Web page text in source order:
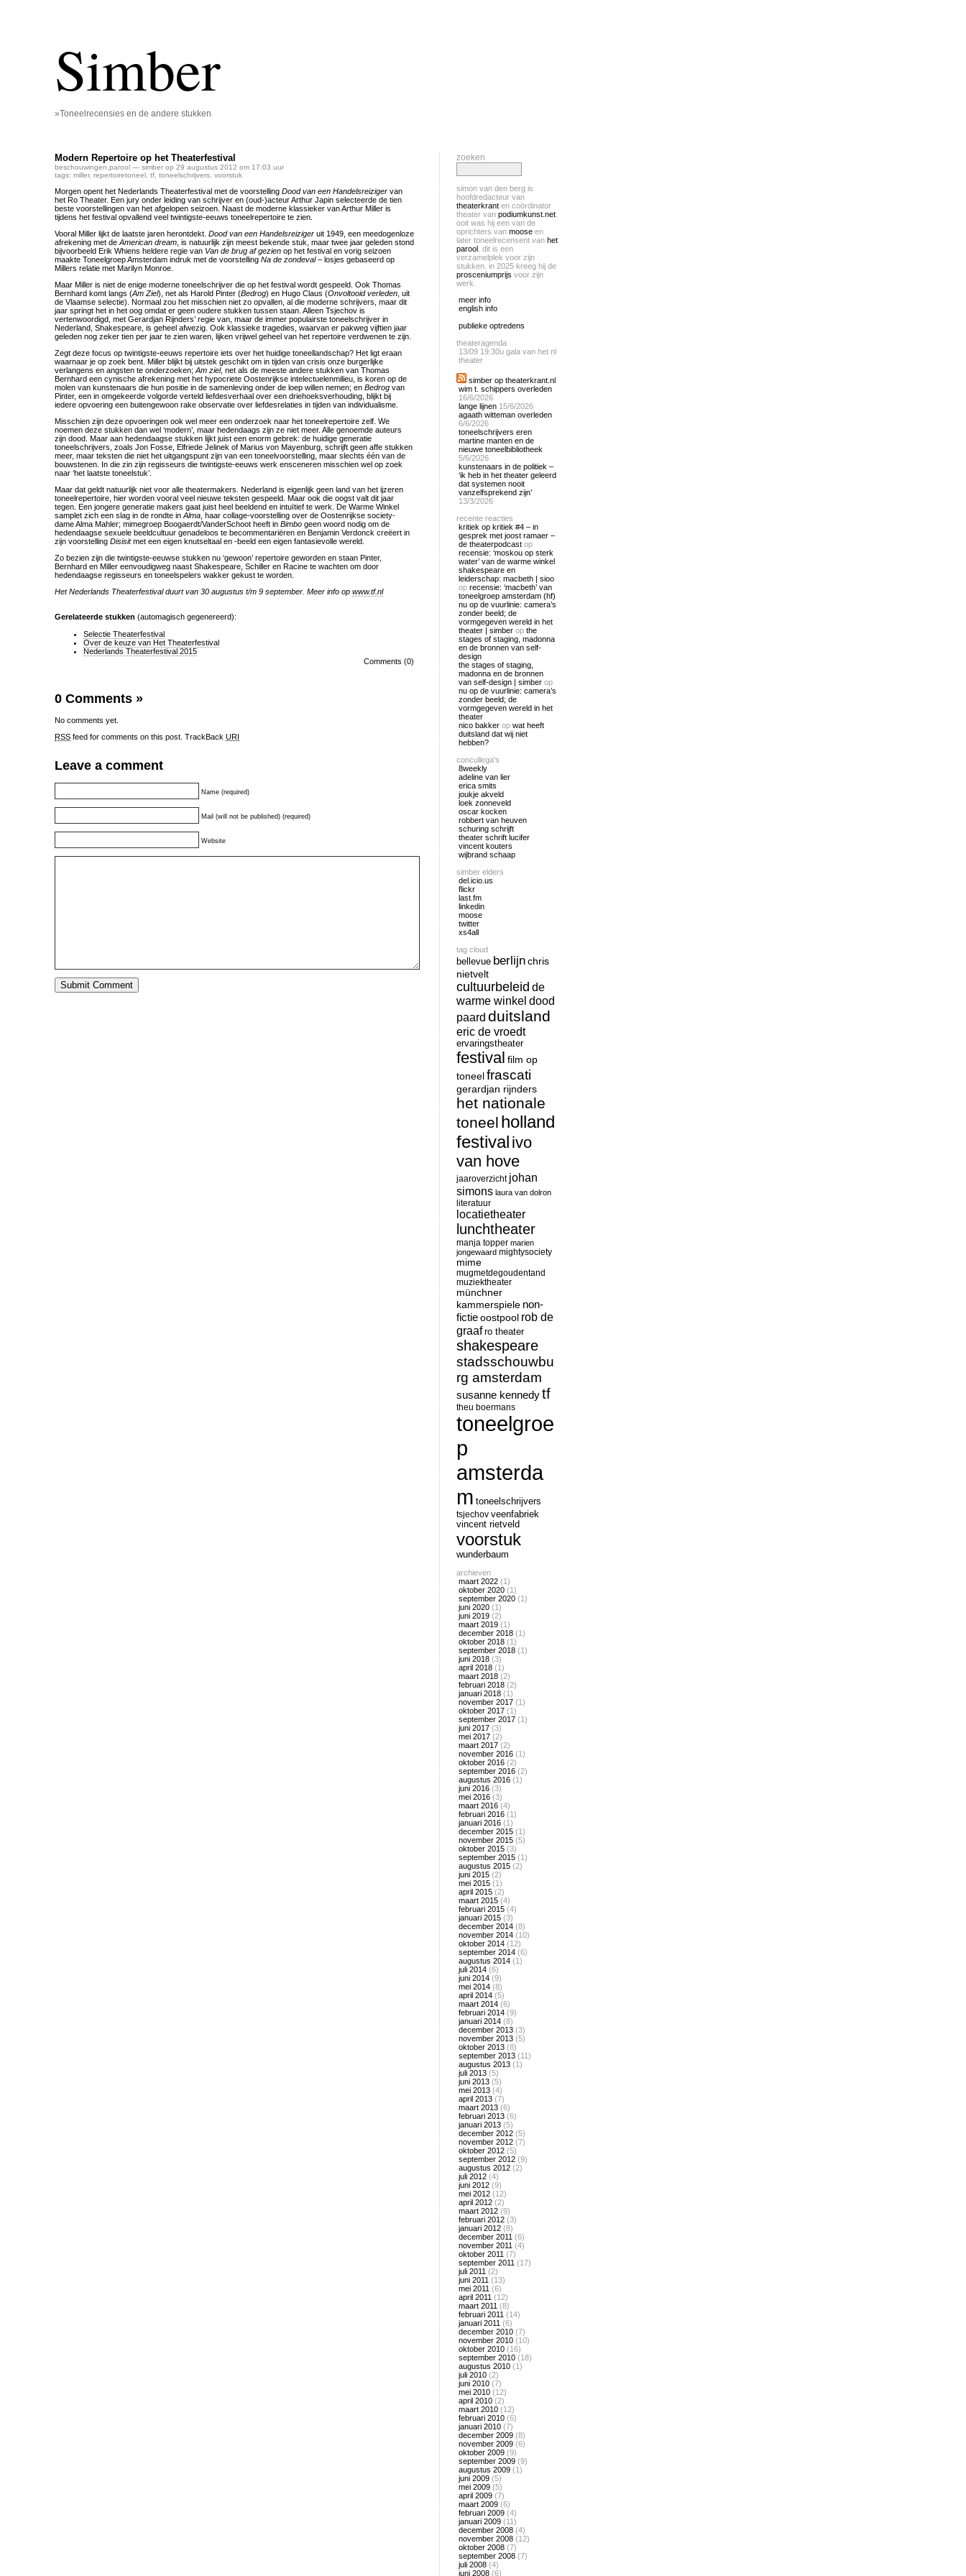
Simber
»Toneelrecensies en de andere stukken
Modern Repertoire op het Theaterfestival
beschouwingen parool — simber op 29 augustus 2012 om 17:03 uur
tags: miller, repertoiretoneel tf toneelschrijvers voorstuk
Morgen opent het Nederlands Theaterfestival met de voorstelling Dood van een Handelsreiziger van
het Ro Theater. Een jury onder leiding van schrijver en (oud-)acteur Arthur Japin selecteerde de tien
beste voorstellingen van het afgelopen seizoen. Naast de moderne klassieker van Arthur Miller is
tijdens het festival opvallend veel twintigste-eeuws toneelrepertoire te zien.
Vooral Miller lijkt de laatste jaren herontdekt. Dood van een Handelsreiziger uit 1949, een meedogenloze
afrekening met de American dream , is natuurlijk zijn meest bekende stuk, maar twee jaar geleden stond
bijvoorbeeld Erik Whiens heldere regie van Van de brug af gezien op het festival en vorig seizoen
maakte Toneelgroep Amsterdam indruk met de voorstelling Na de zondeval– losjes gebaseerd op
Millers relatie met Marilyn Monroe.
Maar Miller is niet de enige moderne toneelschrijver die op het festival wordt gespeeld. Ook Thomas
Bernhard komt langs (Am Ziel), net als Harold Pinter (Bedrog) en Hugo Claus (Onvoltooid verleden , uit
de Vlaamse selectie). Normaal zou het misschien niet zo opvallen, al die moderne schrijvers, maar dit
jaar springt het in het oog omdat er geen oudere stukken tussen staan. Alleen Tsjechov is
vertenwoordigd, met Gerardjan Rijnders’ regie van, maar de immer populairste toneelschrijver in
Nederland, Shakespeare, is geheel afwezig. Ook klassieke tragedies, waarvan er pakweg vijftien jaar
geleden nog zeker tien per jaar te zien waren, lijken vrijwel geheel van het repertoire verdwenen te zijn.
Zegt deze focus op twintigste-eeuws repertoire iets over het huidige toneellandschap? Het ligt eraan
waarnaar je op zoek bent. Miller blijkt bij uitstek geschikt om in tijden van crisis onze burgerlijke
verlangens en angsten te onderzoeken; Am ziel, net als de meeste andere stukken van Thomas
Bernhard een cynische afrekening met het hypocriete Oostenrijkse intelectuelenmilieu, is koren op de
molen van kunstenaars die hun positie in de samenleving onder de loep willen nemen; en Bedrog van
Pinter, een in omgekeerde volgorde verteld liefdesverhaal over een driehoeksverhouding, blijkt bij
iedere opvoering een buitengewoon rake observatie over liefdesrelaties in tijden van individualisme.
Misschien zijn deze opvoeringen ook wel meer een onderzoek naar het toneelrepertoire zelf. We
noemen deze stukken dan wel ‘modern’, maar hedendaags zijn ze niet meer. Alle genoemde auteurs
zijn dood. Maar aan hedendaagse stukken lijkt juist een enorm gebrek: de huidige generatie
toneelschrijvers, zoals Jon Fosse, Elfriede Jelinek of Marius von Mayenburg, schrijft geen affe stukken
meer, maar teksten die niet het uitgangspunt zijn van een toneelvoorstelling, maar slechts één van de
bouwstenen. In die zin zijn regisseurs die twintigste-eeuws werk ensceneren misschien wel op zoek
naar ‘het laatste toneelstuk’.
Maar dat geldt natuurlijk niet voor alle theatermakers. Nederland is eigenlijk geen land van het ijzeren
toneelrepertoire, hier worden vooral veel nieuwe teksten gespeeld. Maar ook die oogst valt dit jaar
tegen. Een jongere generatie makers gaat juist heel beeldend en intuïtief te werk. De Warme Winkel
samplet zich een slag in de rondte in Alma , haar collage-voorstelling over de Oostenrijkse society-
dame Alma Mahler; mimegroep Boogaerdt/VanderSchoot heeft in Bimbo geen woord nodig om de
hedendaagse sexuele beeldcultuur genadeloos te becommentariëren en Benjamin Verdonck creëert in
zijn voorstelling Disisitmet een eigen knutseltaal en -beeld een eigen fantasievolle wereld.
Zo bezien zijn die twintigste-eeuwse stukken nu ‘gewoon’ repertoire geworden en staan Pinter,
Bernhard en Miller eenvoudigweg naast Shakespeare, Schiller en Racine te wachten om door
hedendaagse regisseurs en toneelspelers wakker gekust te worden.
Het Nederlands Theaterfestival duurt van 30 augustus t/m 9 september. Meer info op www.tf.nl
Gerelateerde stukken (automagisch gegenereerd):
Selectie Theaterfestival
Over de keuze van Het Theaterfestival
Nederlands Theaterfestival 2015
Comments (0)
0 Comments »
No comments yet.
RSS feed for comments on this post. TrackBack URI
Leave a comment
Name (required)
Mail (will not be published) (required)
Website
zoeken
simon van den berg is
hoofdredacteur van
theaterkrant en coördinator
theater van podiumkunst.net
ooit was hij een van de
oprichters van moose en
later toneelrecensent van het
parool . dit is een
verzamelplek voor zijn
stukken. in 2025 kreeg hij de
prosceniumprijs voor zijn
werk.
meer info
english info
publieke optredens
theateragenda
13/09 19:30u gala van het nl
theater
simber op theaterkrant.nl
wim t. schippers overleden
16/6/2026
lange lijnen 15/6/2026
agaath witteman overleden
6/6/2026
toneelschrijvers eren
martine manten en de
nieuwe toneelbibliotheek
5/6/2026
kunstenaars in de politiek –
‘ik heb in het theater geleerd
dat systemen nooit
vanzelfsprekend zijn’
13/3/2026
recente reacties
kritiek op kritiek #4 – in
gesprek met joost ramaer –
de theaterpodcast op
recensie: ‘moskou op sterk
water’ van de warme winkel
shakespeare en
leiderschap: macbeth | sioo
op recensie: ‘macbeth’ van
toneelgroep amsterdam (hf)
nu op de vuurlinie: camera’s
zonder beeld; de
vormgegeven wereld in het
theater | simber op the
stages of staging, madonna
en de bronnen van self-
design
the stages of staging,
madonna en de bronnen
van self-design | simber op
nu op de vuurlinie: camera’s
zonder beeld; de
vormgegeven wereld in het
theater
nico bakker op wat heeft
duitsland dat wij niet
hebben?
concullega's
8weekly
adeline van lier
erica smits
joukje akveld
loek zonneveld
oscar kocken
robbert van heuven
schuring schrijft
theater schrift lucifer
vincent kouters
wijbrand schaap
simber elders
del.icio.us
flickr
last.fm
linkedin
moose
twitter
xs4all
tag cloud
bellevue berlijnchris
nietvelt
cultuurbeleid de
warme winkel dood
paard duitsland
eric de vroedt
ervaringstheater
festival film op
toneelfrascati
gerardjan rijnders
het nationale
toneel holland
festival ivo
van hove
jaaroverzicht johan
simons laura van dolron
literatuur
locatietheater
lunchtheater
manja topper marien
jongewaard mightysociety
mime
mugmetdegoudentand
muziektheater
münchner
kammerspiele non-
fictieoostpool rob de
graaf ro theater
shakespeare
stadsschouwbu
rg amsterdam
susanne kennedytf
theu boermans
toneelgroe
p
amsterda
m toneelschrijvers
tsjechov veenfabriek
vincent rietveld
voorstuk
wunderbaum
archieven
maart 2022 (1)
oktober 2020 (1)
september 2020 (1)
juni 2020 (1)
juni 2019 (2)
maart 2019 (1)
december 2018 (1)
oktober 2018 (1)
september 2018 (1)
juni 2018 (3)
april 2018 (1)
maart 2018 (2)
februari 2018 (2)
januari 2018 (1)
november 2017 (1)
oktober 2017 (1)
september 2017 (1)
juni 2017 (3)
mei 2017 (2)
maart 2017 (2)
november 2016 (1)
oktober 2016 (2)
september 2016 (2)
augustus 2016 (1)
juni 2016 (3)
mei 2016 (3)
maart 2016 (4)
februari 2016 (1)
januari 2016 (1)
december 2015 (1)
november 2015 (5)
oktober 2015 (3)
september 2015 (1)
augustus 2015 (2)
juni 2015 (2)
mei 2015 (1)
april 2015 (2)
maart 2015 (4)
februari 2015 (4)
januari 2015 (3)
december 2014 (8)
november 2014 (10)
oktober 2014 (12)
september 2014 (6)
augustus 2014 (1)
juli 2014 (6)
juni 2014 (9)
mei 2014 (8)
april 2014 (5)
maart 2014 (6)
februari 2014 (9)
januari 2014 (8)
december 2013 (3)
november 2013 (5)
oktober 2013 (8)
september 2013 (11)
augustus 2013 (1)
juli 2013 (5)
juni 2013 (5)
mei 2013 (4)
april 2013 (7)
maart 2013 (6)
februari 2013 (6)
januari 2013 (5)
december 2012 (5)
november 2012 (7)
oktober 2012 (5)
september 2012 (9)
augustus 2012 (2)
juli 2012 (4)
juni 2012 (9)
mei 2012 (12)
april 2012 (2)
maart 2012 (9)
februari 2012 (3)
januari 2012 (8)
december 2011 (6)
november 2011 (4)
oktober 2011 (7)
september 2011 (17)
juli 2011 (2)
juni 2011 (13)
mei 2011 (6)
april 2011 (12)
maart 2011 (8)
februari 2011 (14)
januari 2011 (6)
december 2010 (7)
november 2010 (10)
oktober 2010 (16)
september 2010 (18)
augustus 2010 (1)
juli 2010 (2)
juni 2010 (7)
mei 2010 (12)
april 2010 (2)
maart 2010 (12)
februari 2010 (6)
januari 2010 (7)
december 2009 (8)
november 2009 (6)
oktober 2009 (9)
september 2009 (9)
augustus 2009 (1)
juni 2009 (5)
mei 2009 (5)
april 2009 (7)
maart 2009 (6)
februari 2009 (4)
januari 2009 (11)
december 2008 (4)
november 2008 (12)
oktober 2008 (7)
september 2008 (7)
juli 2008 (4)
juni 2008 (6)